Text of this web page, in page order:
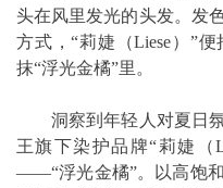
头在风里发光的头发。发
方式，“莉婕（Liese）”
抹“浮光金橘”里。
洞察到年轻人对夏日氛
王旗下染护品牌“莉婕（
——“浮光金橘”。以高饱